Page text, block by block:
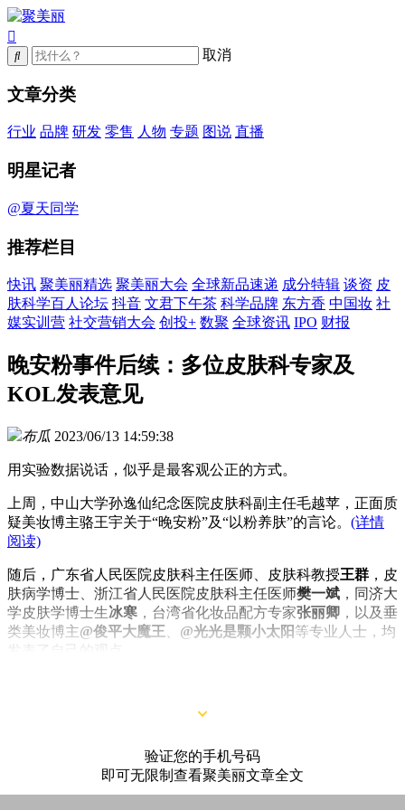
取消
文章分类
行业 品牌 研发 零售 人物 专题 图说 直播
明星记者
@夏天同学
推荐栏目
快讯 聚美丽精选 聚美丽大会 全球新品速递 成分特辑 谈资 皮
肤科学百人论坛 抖音 文君下午茶 科学品牌 东方香 中国妆 社
媒实训营 社交营销大会 创投+ 数聚 全球资讯 IPO 财报
晚安粉事件后续：多位皮肤科专家及
KOL发表意见
布瓜 2023/06/13 14:59:38
用实验数据说话，似乎是最客观公正的方式。
上周，中山大学孙逸仙纪念医院皮肤科副主任毛越苹，正面质
疑美妆博主骆王宇关于“晚安粉”及“以粉养肤”的言论。 (详情
阅读)
随后，广东省人民医院皮肤科主任医师、皮肤科教授王群 ，皮
肤病学博士、浙江省人民医院皮肤科主任医师樊一斌 ，同济大
学皮肤学博士生冰寒 ，台湾省化妆品配方专家张丽卿 ，以及垂
类美妆博主@俊平大魔王 @光光是颗小太阳等专业人士，均
发表了自己的观点。
验证您的手机号码
即可无限制查看聚美丽文章全文